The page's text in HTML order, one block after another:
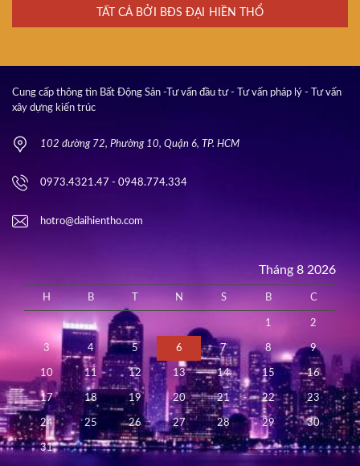
TẤT CẢ BỞI BĐS ĐẠI HIỀN THỔ
Cung cấp thông tin Bất Động Sản -Tư vấn đầu tư - Tư vấn pháp lý - Tư vấn
xây dựng kiến trúc
102 đường 72, Phường 10, Quận 6, TP. HCM
0973.4321.47 - 0948.774.334
hotro@daihientho.com
Tháng 8 2026
H B N S B C
1 2
3 4 5 6 7 8 9
10 11 12 13 14 15 16
17 18 19 20 21 22 23
24 25 26 27 28 29 30
31